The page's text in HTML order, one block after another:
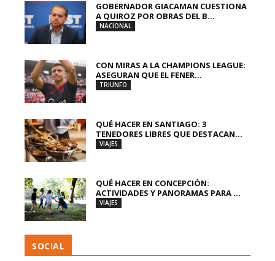
GOBERNADOR GIACAMAN CUESTIONA
A QUIROZ POR OBRAS DEL B...
NACIONAL
CON MIRAS A LA CHAMPIONS LEAGUE:
ASEGURAN QUE EL FENER...
TRIUNFO
QUÉ HACER EN SANTIAGO: 3
TENEDORES LIBRES QUE DESTACAN...
VIAJES
QUÉ HACER EN CONCEPCIÓN:
ACTIVIDADES Y PANORAMAS PARA ...
VIAJES
SOCIAL